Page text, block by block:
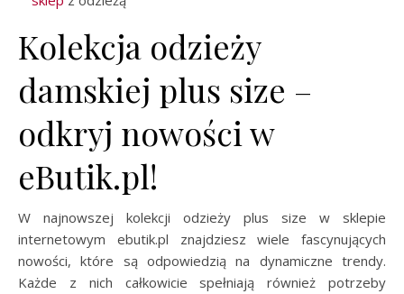
Kolekcja odzieży
damskiej plus size –
odkryj nowości w
eButik.pl!
W najnowszej kolekcji odzieży plus size w sklepie
internetowym ebutik.pl znajdziesz wiele fascynujących
nowości, które są odpowiedzią na dynamiczne trendy.
Każde z nich całkowicie spełniają również potrzeby